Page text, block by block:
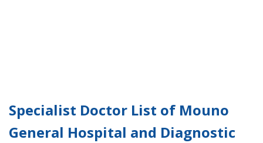
Specialist Doctor List of Mouno
General Hospital and Diagnostic